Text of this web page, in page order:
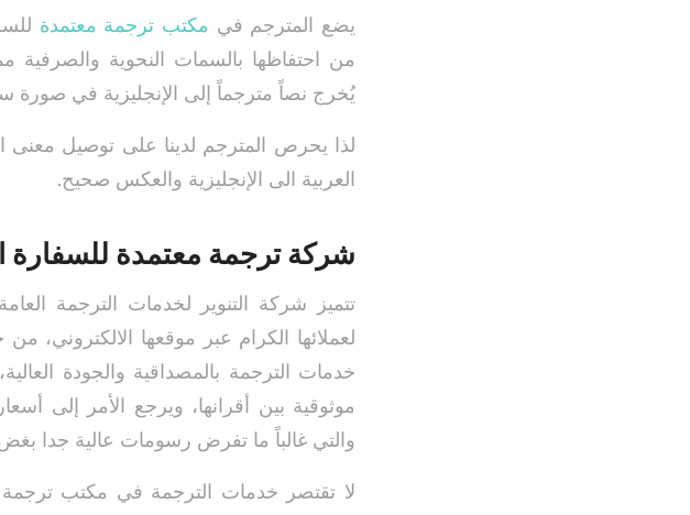
يضع المترجم في مكتب ترجمة معتمدة
من احتفاظها بالسمات النحوية والصرفية
يُخرج نصاً مترجماً إلى الإنجليزية في صورة
لذا يحرص المترجم لدينا على توصيل معنى
العربية الى الإنجليزية والعكس صحيح.
شركة ترجمة معتمدة للسفارة
تتميز شركة التنوير لخدمات الترجمة
لعملائها الكرام عبر موقعها الالكتروني،
خدمات الترجمة بالمصداقية والجودة
موثوقية بين أقرانها، ويرجع الأمر إلى
والتي غالباً ما تفرض رسومات عالية جدا
لا تقتصر خدمات الترجمة في مكتب ترجمة